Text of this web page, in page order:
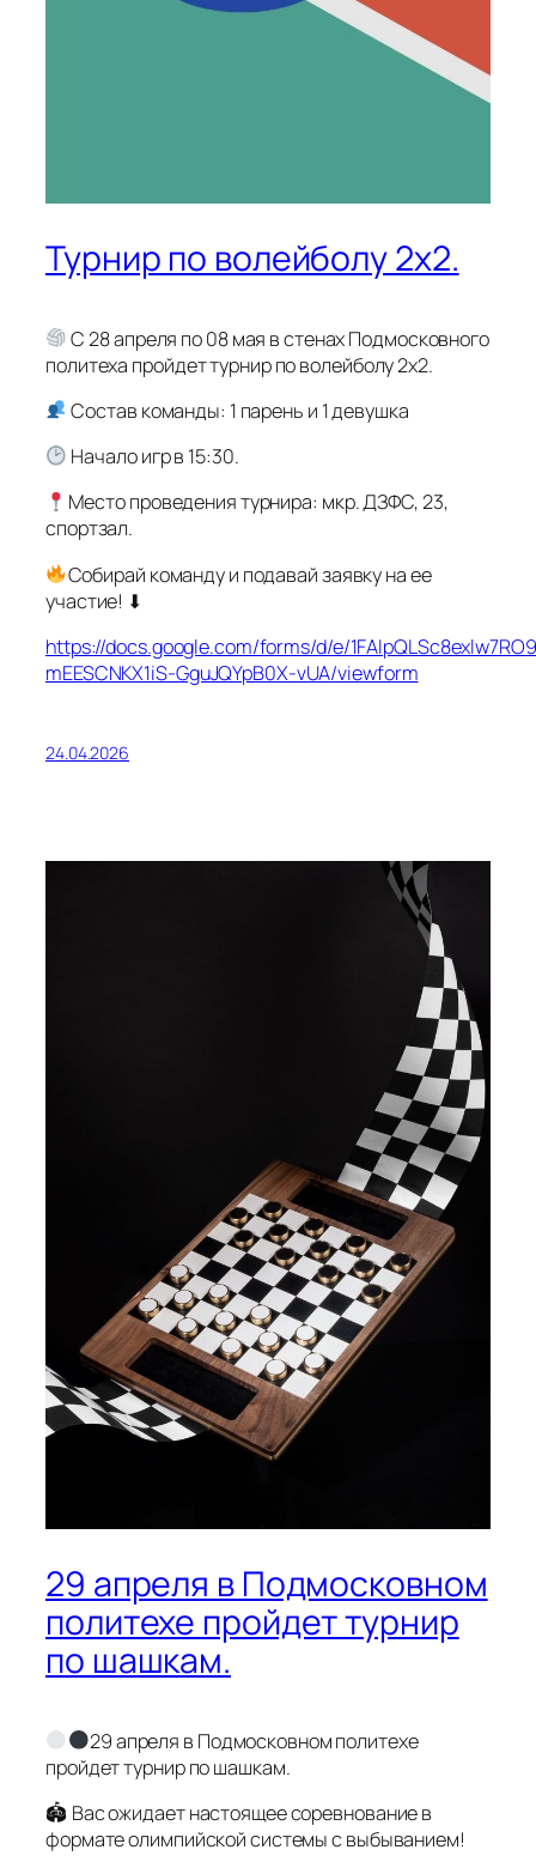
Турнир по волейболу 2х2.
С 28 апреля по 08 мая в стенах Подмосковного
политеха пройдет турнир по волейболу 2х2.
Состав команды: 1 парень и 1 девушка
Начало игр в 15:30.
Место проведения турнира: мкр. ДЗФС, 23,
спортзал.
Собирай команду и подавай заявку на ее
участие! ⬇
https://docs.google.com/forms/d/e/
mEESCNKX1iS-GguJQYpB0X-vUA/viewform
24.04.2026
29 апреля в Подмосковном
политехе пройдет турнир
по шашкам.
29 апреля в Подмосковном политехе
пройдет турнир по шашкам.
🏟 Вас ожидает настоящее соревнование в
формате олимпийской системы с выбыванием!